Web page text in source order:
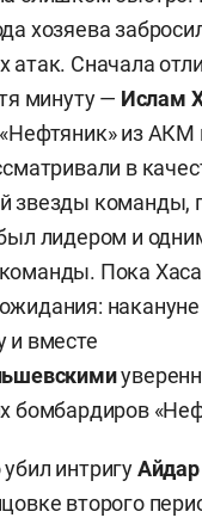
хозяева
атак. Сначала
минуту — Ислам
из
в
звезды команды,
лидером и
Пока
накануне
и вместе
бомбардиров
интригу
второго